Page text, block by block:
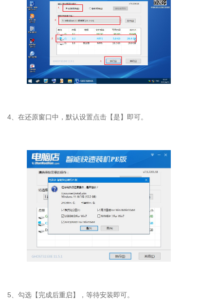
4 、在还原窗口中，默认设置点击【是】即可。
5 、勾选【完成后重启】，等待安装即可。